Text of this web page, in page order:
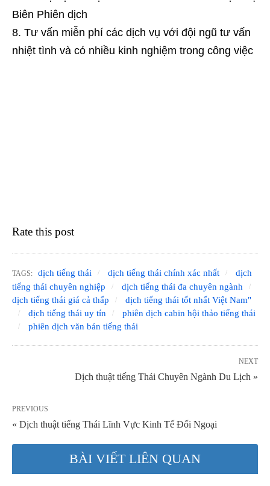
Biên Phiên dịch
Tư vấn miễn phí các dịch vụ với đội ngũ tư vấn
nhiệt tình và có nhiều kinh nghiệm trong công việc
Rate this post
TAGS: dịch tiếng thái dịch tiếng thái chính xác nhất
dịch
tiếng thái chuyên nghiệp
dịch tiếng thái đa chuyên ngành
dịch tiếng thái giá cả thấp
dịch tiếng thái tốt nhất Việt Nam"
dịch tiếng thái uy tín
phiên dịch cabin hội thảo tiếng thái
phiên dịch văn bản tiếng thái
NEXT
Dịch thuật tiếng Thái Chuyên Ngành Du Lịch »
PREVIOUS
« Dịch thuật tiếng Thái Lĩnh Vực Kinh Tế Đối Ngoại
BÀI VIẾT LIÊN QUAN